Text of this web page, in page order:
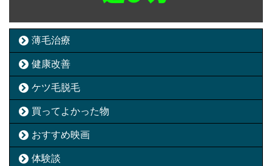
薄毛治療
健康改善
ケツ毛脱毛
買ってよかった物
おすすめ映画
体験談